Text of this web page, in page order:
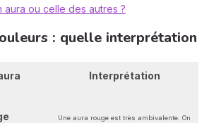
aura ou celle des autres ?
: quelle interprétation
Interprétation
Une aura rouge est très ambivalente. On